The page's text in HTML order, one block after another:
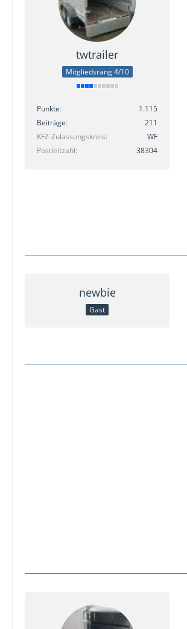
twtrailer
Mitgliedsrang 4/10
Punkte
1.115
Beiträge
211
KFZ-Zulassungskreis
WF
Postleitzahl
38304
newbie
Gast